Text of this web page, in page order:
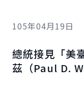
105年04月19日
總統接見「美
茲（Paul D.